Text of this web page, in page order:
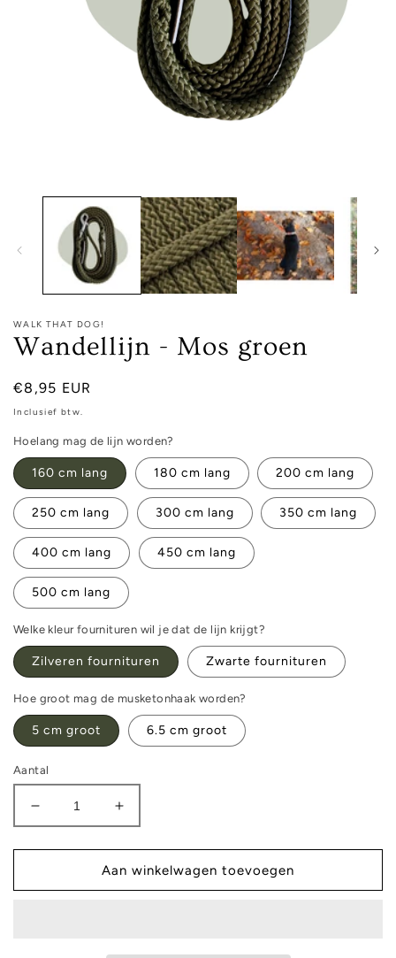
WALK THAT DOG!
Wandellijn - Mos groen
Normale
prijs
€8,95 EUR
Inclusief btw.
Hoelang mag de lijn worden?
160 cm lang 180 cm lang 200 cm lang
250 cm lang 300 cm lang 350 cm lang
400 cm lang 450 cm lang
500 cm lang
Welke kleur fournituren wil je dat de lijn krijgt?
Zilveren fournituren Zwarte fournituren
Hoe groot mag de musketonhaak worden?
5 cm groot 6.5 cm groot
Aantal
Aantal
verlagen
voor
Wandellijn
-
Aantal
verhogen
voor
Wandellijn
-
Aan winkelwagen toevoegen